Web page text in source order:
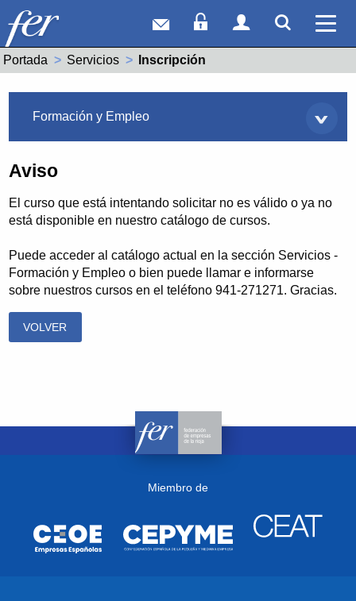
Correo webAcceso Socios
Acceso
Portada Servicios Actual:
Inscripción
Formación y Empleo
Aviso
El curso que está intentando solicitar no es válido o ya no
está disponible en nuestro catálogo de cursos.
Puede acceder al catálogo actual en la sección Servicios -
Formación y Empleo o bien puede llamar e informarse
sobre nuestros cursos en el teléfono 941-271271. Gracias.
VOLVER
Miembro de